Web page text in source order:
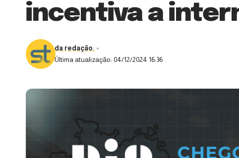
incentiva a
Última atualização: 04/12/2024 16:36
da redação.